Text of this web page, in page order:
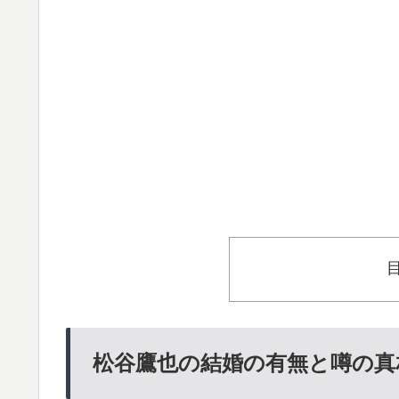
松谷鷹也の結婚の有無と噂の